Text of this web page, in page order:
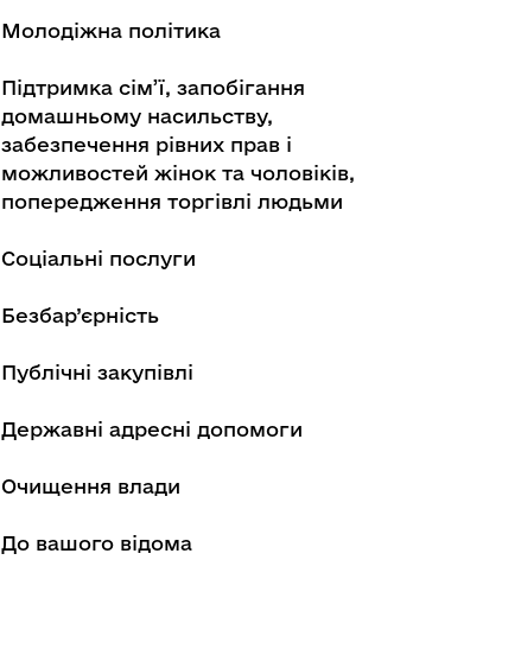
Молодіжна політика
Підтримка сім’ї, запобігання
домашньому насильству,
забезпечення рівних прав і
можливостей жінок та чоловіків,
попередження торгівлі людьми
Соціальні послуги
Безбар’єрність
Публічні закупівлі
Державні адресні допомоги
Очищення влади
До вашого відома